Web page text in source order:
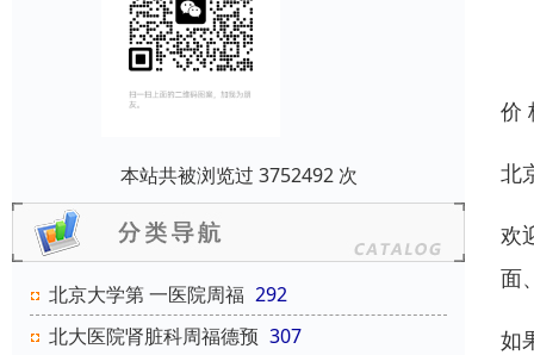
本站共被浏览过 3752492 次
北京大学第 一医院周福 292
北大医院肾脏科周福德预 307
价
北
欢
面
如